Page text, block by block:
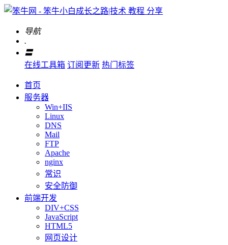
导航
.
〓
在线工具箱 订阅更新 热门标签
首页
服务器
Win+IIS
Linux
DNS
Mail
FTP
Apache
nginx
常识
安全防御
前端开发
DIV+CSS
JavaScript
HTML5
网页设计